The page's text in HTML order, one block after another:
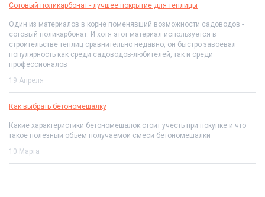
Сотовый поликарбонат - лучшее покрытие для теплицы
Один из материалов в корне поменявший возможности садоводов -
сотовый поликарбонат. И хотя этот материал используется в
строительстве теплиц сравнительно недавно, он быстро завоевал
популярность как среди садоводов-любителей, так и среди
профессионалов
19 Апреля
Как выбрать бетономешалку
Какие характеристики бетономешалок стоит учесть при покупке и что
такое полезный объем получаемой смеси бетономешалки
10 Марта